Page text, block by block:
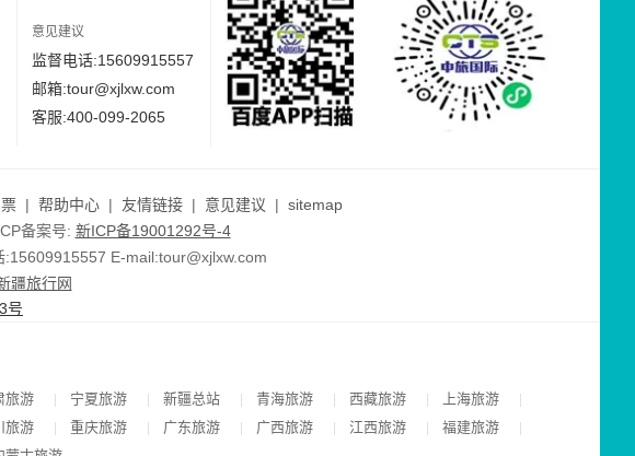
意见建议
监督电话:15609915557
邮箱:tour@xjlxw.com
客服:400-099-2065
| 帮助中心 | 友情链接 | 意见建议 | sitemap
备案号: 新ICP备19001292号-4
E-mail:tour@xjlxw.com
疆旅行网
号
旅游 | 宁夏旅游 | 新疆总站 | 青海旅游 | 西藏旅游 | 上海旅游 |
旅游 | 重庆旅游 | 广东旅游 | 广西旅游 | 江西旅游 | 福建旅游 |